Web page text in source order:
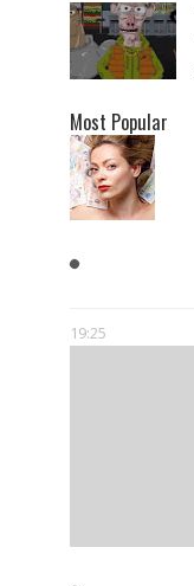
Most Popular
19:25